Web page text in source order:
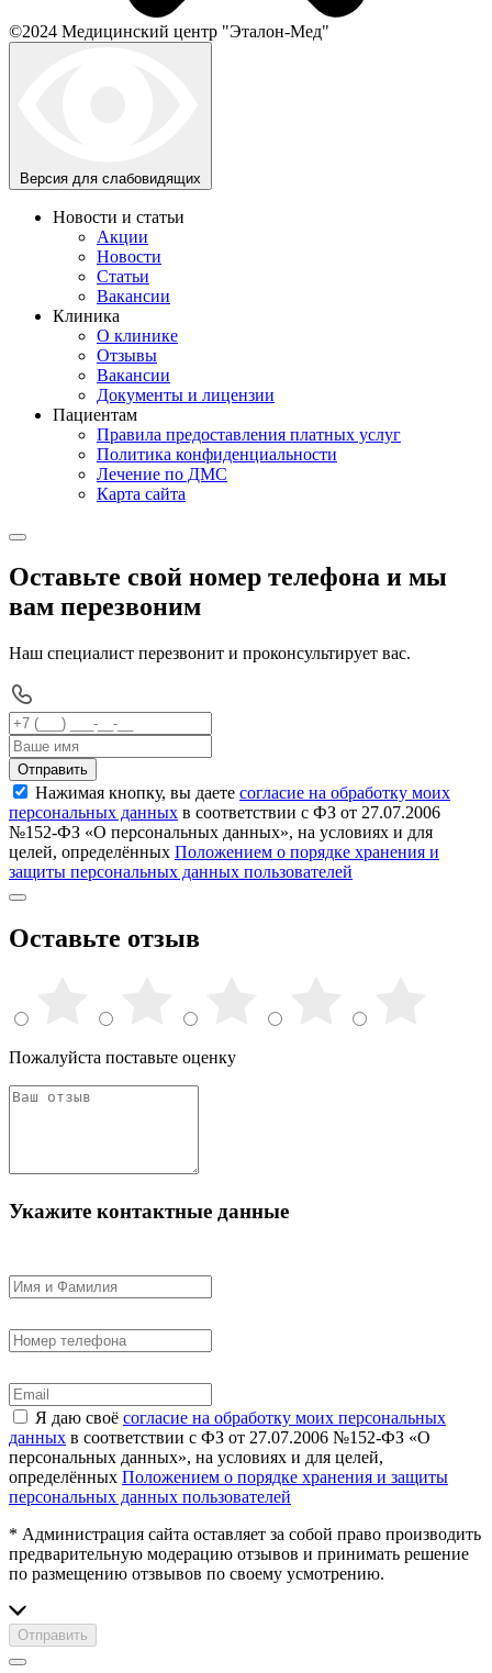
©2024 Медицинский центр "Эталон-Мед"
Версия для слабовидящих
Новости и статьи
Акции
Новости
Статьи
Вакансии
Клиника
О клинике
Отзывы
Вакансии
Документы и лицензии
Пациентам
Правила предоставления платных услуг
Политика конфиденциальности
Лечение по ДМС
Карта сайта
Оставьте свой номер телефона и мы
вам перезвоним
Наш специалист перезвонит и проконсультирует вас.
Отправить
Нажимая кнопку, вы даете согласие на обработку моих
персональных данных в соответствии с ФЗ от 27.07.2006
№152-ФЗ «О персональных данных», на условиях и для
целей, определённых Положением о порядке хранения и
защиты персональных данных пользователей
Оставьте отзыв
Пожалуйста поставьте оценку
Укажите контактные данные
Я даю своё согласие на обработку моих персональных
данных в соответствии с ФЗ от 27.07.2006 №152-ФЗ «О
персональных данных», на условиях и для целей,
определённых Положением о порядке хранения и защиты
персональных данных пользователей
* Администрация сайта оставляет за собой право производить
предварительную модерацию отзывов и принимать решение
по размещению отзвывов по своему усмотрению.
Отправить